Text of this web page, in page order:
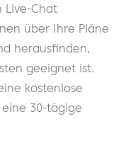
Live-Chat
über Ihre Pläne
herausfinden,
geeignet ist.
kostenlose
30-tägige